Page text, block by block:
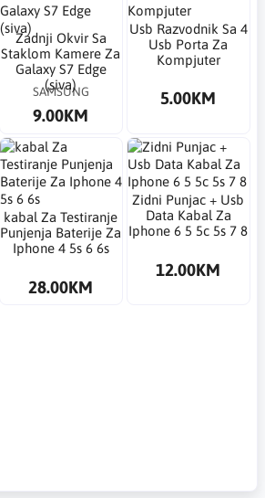
Zadnji Okvir Sa
Staklom Kamere Za
Galaxy S7 Edge
(siva)
SAMSUNG
9.00KM
Usb Razvodnik Sa 4
Usb Porta Za
Kompjuter
5.00KM
​kabal Za Testiranje
Punjenja Baterije Za
Iphone 4 5s 6 6s
28.00KM
Zidni Punjac + Usb
Data Kabal Za
Iphone 6 5 5c 5s 7 8
12.00KM